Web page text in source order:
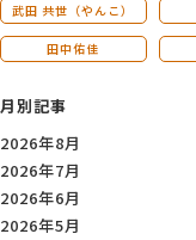
武田 共世（やんこ）
田中佑佳
月別記事
2026年8月
2026年7月
2026年6月
2026年5月